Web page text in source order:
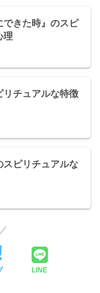
できた時』のスピ
理
リチュアルな特徴
スピリチュアルな
LINE